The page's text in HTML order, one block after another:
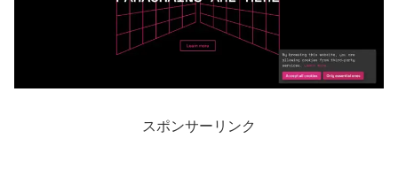
スポンサーリンク